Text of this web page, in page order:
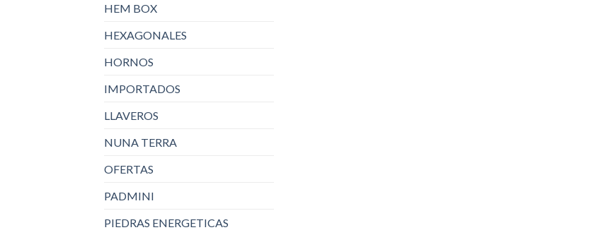
HEM BOX
HEXAGONALES
HORNOS
IMPORTADOS
LLAVEROS
NUNA TERRA
OFERTAS
PADMINI
PIEDRAS ENERGETICAS